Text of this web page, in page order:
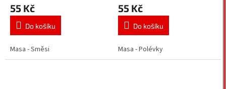
55 Kč
Do košíku
Masa - Směsi
55 Kč
Do košíku
Masa - Polévky